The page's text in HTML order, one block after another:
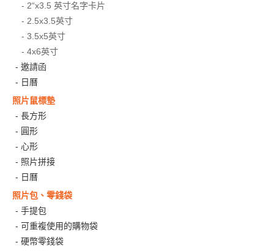
- 2“x3.5 英寸名字卡片
- 2.5x3.5英寸
- 3.5x5英寸
- 4x6英寸
- 邀請函
- 日曆
照片鼠標墊
- 長方形
- 圓形
- 心形
- 照片拼接
- 日曆
照片包、零錢袋
- 手提包
- 可重複使用的購物袋
- 硬幣零錢袋